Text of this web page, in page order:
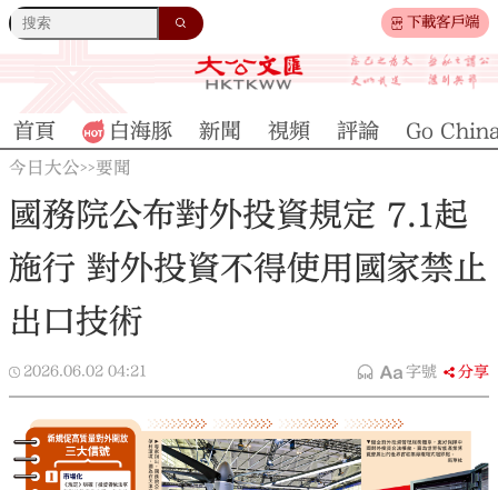
下載客戶端
首頁 白海豚 新聞 視頻 評論 Go
今日大公>>要聞
國務院公布對外投資規定 7.1起
施行 對外投資不得使用國家禁止
出口技術
2026.06.02 04:21 字號 分享